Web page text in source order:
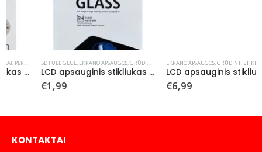
5D FULL GLUE ,EKRANO APSAUGOS,GRŪDINTI STIKLAI
LCD apsauginis stikliukas 5D Full Glue Apple iPhone 6/6S juodas
EKRANO APSAUGOS,GRŪDINTI STIKLAI,9D FULL GLUE
LCD apsauginis stikliukas 9D Full Glue Huawei P30 Lite juodas
KONTAKTAI